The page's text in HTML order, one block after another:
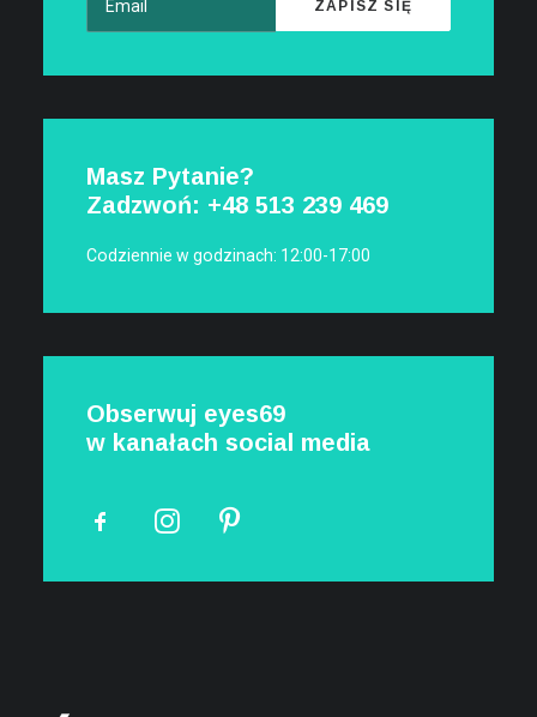
Masz Pytanie?
Zadzwoń: +48 513 239 469
Codziennie w godzinach: 12:00-17:00
Obserwuj eyes69
w kanałach social media